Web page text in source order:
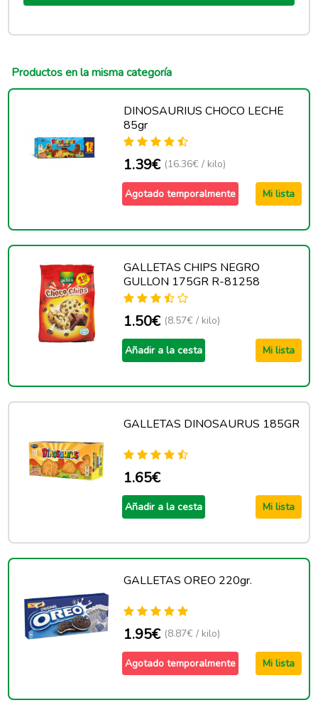
Productos en la misma categoría
DINOSAURIUS CHOCO LECHE
85gr
1.39€ (16.36€ / kilo)
Agotado temporalmente Mi lista
GALLETAS CHIPS NEGRO
GULLON 175GR R-81258
1.50€ (8.57€ / kilo)
Añadir a la cesta Mi lista
GALLETAS DINOSAURUS 185GR
1.65€
Añadir a la cesta Mi lista
GALLETAS OREO 220gr.
1.95€ (8.87€ / kilo)
Agotado temporalmente Mi lista